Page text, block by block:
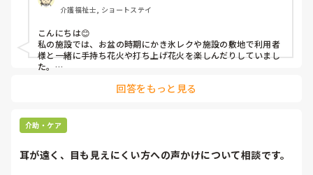
介護福祉士, ショートステイ
こんにちは😊
私の施設では、お盆の時期にかき氷レクや施設の敷地で利用者
様と一緒に手持ち花火や打ち上げ花火を楽しんだりしていまし
た。
利用者様にとっても良い経験にもなりますね！
回答をもっと見る
介助・ケア
耳が遠く、目も見えにくい方への声かけについて相談です。